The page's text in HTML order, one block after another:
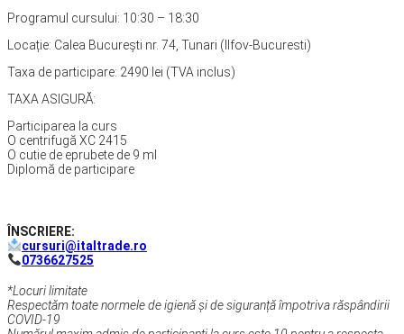
Programul cursului: 10:30 – 18:30
Locație: Calea București nr. 74, Tunari (Ilfov-Bucuresti)
Taxa de participare: 2490 lei (TVA inclus)
TAXA ASIGURĂ:
Participarea la curs
O centrifugă XC 2415
O cutie de eprubete de 9 ml
Diplomă de participare
ÎNSCRIERE:
cursuri@italtrade.ro
0736627525
*Locuri limitate
Respectăm toate normele de igienă și de siguranță împotriva răspândirii
COVID-19